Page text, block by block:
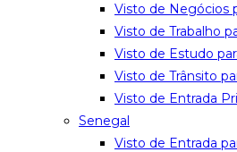
Visto de Negócios
Visto de Trabalho
Visto de Estudo
Visto de Trânsito
Visto de Entrada
Senegal
Visto de Entrada